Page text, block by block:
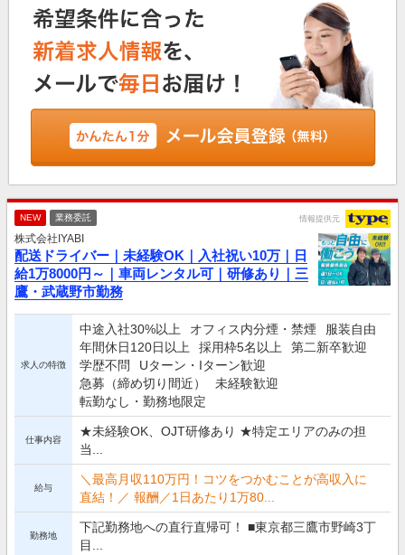
NEW 業務委託 情報提供元
株式会社IYABI
配送ドライバー｜未経験OK｜入社祝い10万｜日
給1万8000円～｜車両レンタル可｜研修あり｜三
鷹・武蔵野市勤務
求人の特徴
中途入社30%以上 オフィス内分煙・禁煙
服装自由
年間休日120日以上
採用枠5名以上
第二新卒歓迎
学歴不問
Uターン・Iターン歓迎
急募（締め切り間近）
未経験歓迎
転勤なし・勤務地限定
仕事内容
★未経験OK、OJT研修あり ★特定エリアのみの担
当...
給与
＼最高月収110万円！コツをつかむことが高収入に
直結！／ 報酬／1日あたり1万80...
勤務地
下記勤務地への直行直帰可！ ■東京都三鷹市野崎3丁
目...